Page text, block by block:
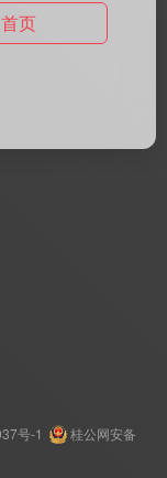
首页
号-1
桂公网安备